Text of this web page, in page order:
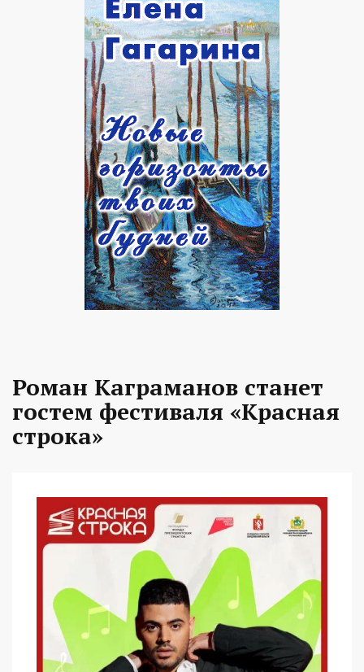
Роман Каграманов станет
гостем фестиваля «Красная
строка»